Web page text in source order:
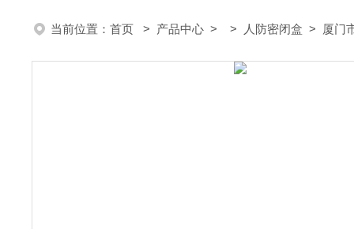
当前位置： 首页 > 产品中心 > > 人防密闭盒 > 厦门